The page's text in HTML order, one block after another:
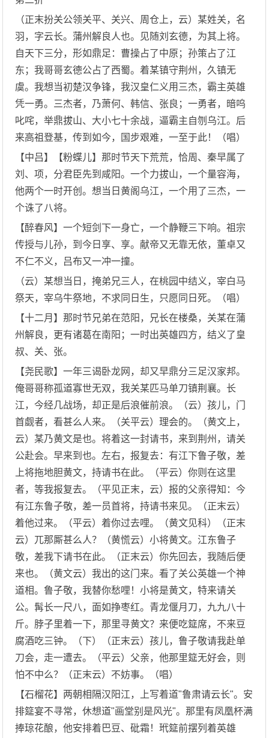
（正末扮关公领关平、关兴、周仓上，云）某姓关，名
羽，字云长。蒲州解良人也。见随刘玄德，为其上将。
自天下三分，形如鼎足：曹操占了中原；孙策占了江
东；我哥哥玄德公占了西蜀。着某镇守荆州，久镇无
虞。我想当初楚汉争锋，我汉皇仁义用三杰，霸主英雄
凭一勇。三杰者，乃萧何、韩信、张良；一勇者，暗呜
叱咤，举鼎拔山、大小七十余战，逼霸主自刎乌江。后
来高祖登基，传到如今，国步艰难，一至于此！（唱）
【中吕】【粉蝶儿】那时节天下荒荒，恰周、秦早属了
刘、项，分君臣先到咸阳。一个力拔山，一个量容海，
他两个一时开创。想当日黄阁乌江，一个用了三杰，一
个诛了八将。
【醉春风】一个短剑下一身亡，一个静鞭三下响。祖宗
传授与儿孙，到今日享、享。献帝又无靠无依，董卓又
不仁不义，吕布又一冲一撞。
（云）某想当日，掩弟兄三人，在桃园中结义，宰白马
祭天，宰乌牛祭地，不求同日生，只愿同日死。（唱）
【十二月】那时节兄弟在范阳，兄长在楼桑，关某在蒲
州解良，更有诸葛在南阳；一时出英雄四方，结义了皇
叔、关、张。
【尧民歌】一年三谒卧龙网，却又早鼎分三足汉家邦。
俺哥哥称孤道寡世无双，我关某匹马单刀镇荆襄。长
江，今经几战场，却正是后浪催前浪。（云）孩儿，门
首觑者，看甚么人来。（关平云）理会的。（黄文上，
云）某乃黄文是也。将着这一封请书，来到荆州，请关
公赴会。早来到也。左右，报复去：有江下鲁子敬，差
上将拖地胆黄文，持请书在此。（平云）你则在这里
者，等我报复去。（平见正末，云）报的父亲得知：今
有江东鲁子敬，差一员首将，持请书来见。（正末云）
着他过来。（平云）着你过去哩。（黄文见科）（正末
云）兀那厮甚么人？（黄慌云）小将黄文。江东鲁子
敬，差我下请书在此。（正末云）你先回去，我随后便
来也。（黄文云）我出的这门来。看了关公英雄一个神
道相。鲁子敬，我替你愁哩！小将是黄文，特来请关
公。髯长一尺八，面如挣枣红。青龙偃月刀，九九八十
斤。脖子里着一下，那里寻黄文？来便吃筵席，不来豆
腐酒吃三钟。（下）（正末云）孩儿，鲁子敬请我赴单
刀会，走一遭去。（平云）父亲，他那里筵无好会，则
怕不中么？（正末云）不妨事。（唱）
【石榴花】两朝相隔汉阳江，上写着道"鲁肃请云长"。安
排筵宴不寻常，休想道"画堂别是风光"。那里有凤凰杯满
捧琼花酿，他安排着巴豆、砒霜！玳筵前摆列着英雄